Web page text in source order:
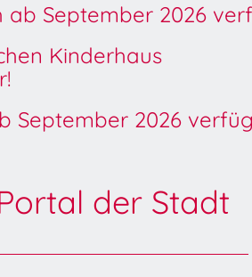
ab September 2026
Kinderhaus
September 2026
der Stadt